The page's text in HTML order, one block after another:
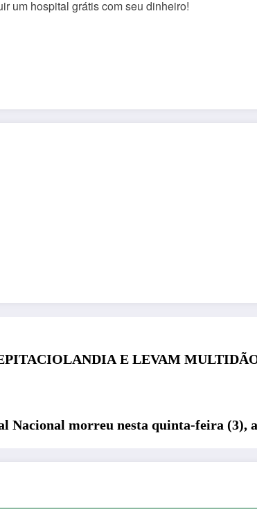
um hospital grátis com seu dinheiro!
E LEVAM
morreu nesta quinta-feira (3),